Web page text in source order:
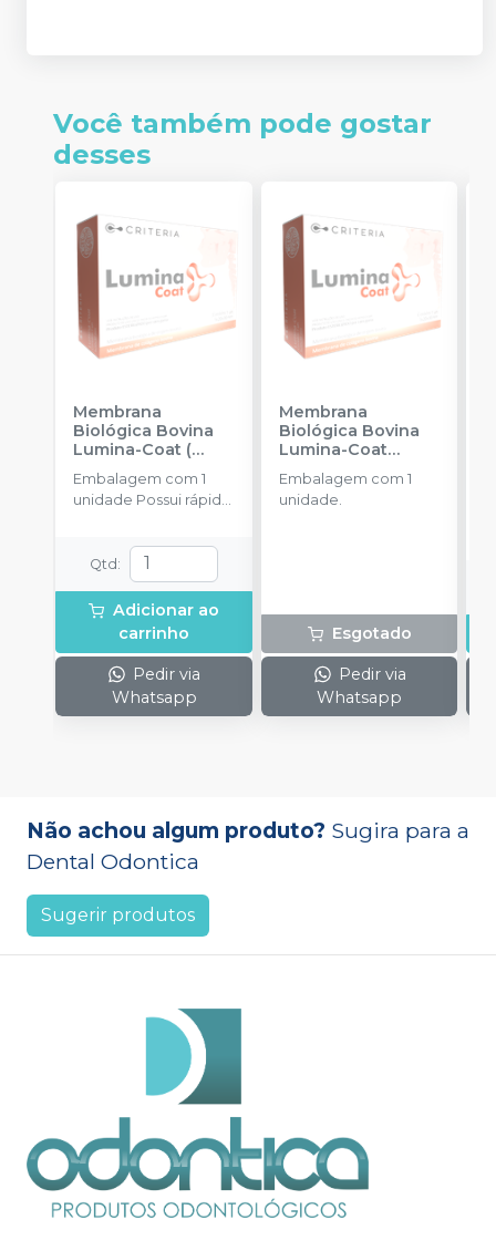
Você também pode gostar
desses
Membrana
Biológica Bovina
Lumina-Coat (
1x20x30mm)
CRITERIA
Embalagem com 1
unidade Possui rápida
Qtd :
Adicionar ao
carrinho
Pedir via
Whatsapp
Membrana
Biológica Bovina
Lumina-Coat
(1x10x20mm)
CRITERIA
Embalagem com 1
unidade.
Esgotado
Pedir via
Whatsapp
Não achou algum produto? Sugira para a
Dental Odontica
Sugerir produtos